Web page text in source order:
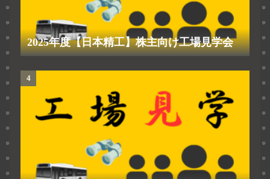
2025年度【日本精工】株主向け工場見学会